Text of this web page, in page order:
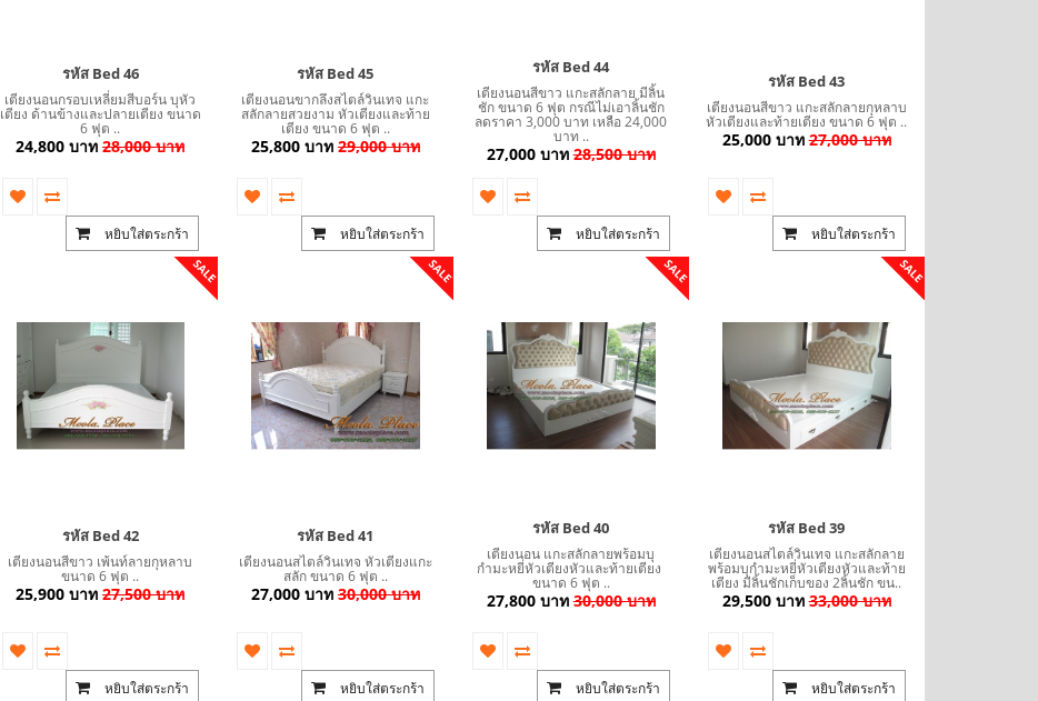
รหัส Bed 46
เตียงนอนกรอบเหลี่ยมสีบอร์น บุหัว
เตียง ด้านข้างและปลายเตียง ขนาด
6 ฟุต ..
24,800 บาท 28,000 บาท
หยิบใส่ตระกร้า
รหัส Bed 45
เตียงนอนขากลึงสไตล์วินเทจ แกะ
สลักลายสวยงาม หัวเตียงและท้าย
เตียง ขนาด 6 ฟุต ..
25,800 บาท 29,000 บาท
หยิบใส่ตระกร้า
รหัส Bed 44
เตียงนอนสีขาว แกะสลักลาย มีลิ้น
ชัก ขนาด 6 ฟุต กรณีไม่เอาลิ้นชัก
ลดราคา 3,000 บาท เหลือ 24,000
บาท ..
27,000 บาท 28,500 บาท
หยิบใส่ตระกร้า
รหัส Bed 43
เตียงนอนสีขาว แกะสลักลายกุหลาบ
หัวเตียงและท้ายเตียง ขนาด 6 ฟุต ..
25,000 บาท 27,000 บาท
หยิบใส่ตระกร้า
SALE
รหัส Bed 42
เตียงนอนสีขาว เพ้นท์ลายกุหลาบ
ขนาด 6 ฟุต ..
25,900 บาท 27,500 บาท
หยิบใส่ตระกร้า
SALE
รหัส Bed 41
เตียงนอนสไตล์วินเทจ หัวเตียงแกะ
สลัก ขนาด 6 ฟุต ..
27,000 บาท 30,000 บาท
หยิบใส่ตระกร้า
SALE
รหัส Bed 40
เตียงนอน แกะสลักลายพร้อมบุ
กำมะหยี่หัวเตียงหัวและท้ายเตียง
ขนาด 6 ฟุต ..
27,800 บาท 30,000 บาท
หยิบใส่ตระกร้า
SALE
รหัส Bed 39
เตียงนอนสไตล์วินเทจ แกะสลักลาย
พร้อมบุกำมะหยี่หัวเตียงหัวและท้าย
เตียง มีลิ้นชักเก็บของ 2ลิ้นชัก ขน..
29,500 บาท 33,000 บาท
หยิบใส่ตระกร้า